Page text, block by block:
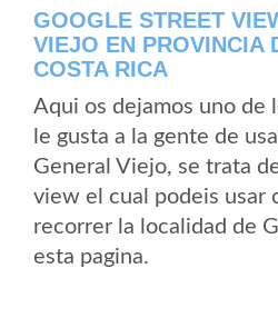
GOOGLE STREET
VIEJO EN PROVINCIA
COSTA RICA
Aqui os dejamos uno de
le gusta a la gente de
General Viejo, se trata
view el cual podeis usar
recorrer la localidad de
esta pagina.